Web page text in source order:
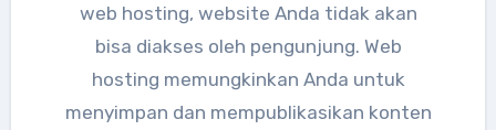
web hosting, website Anda tidak akan
bisa diakses oleh pengunjung. Web
hosting memungkinkan Anda untuk
menyimpan dan mempublikasikan konten